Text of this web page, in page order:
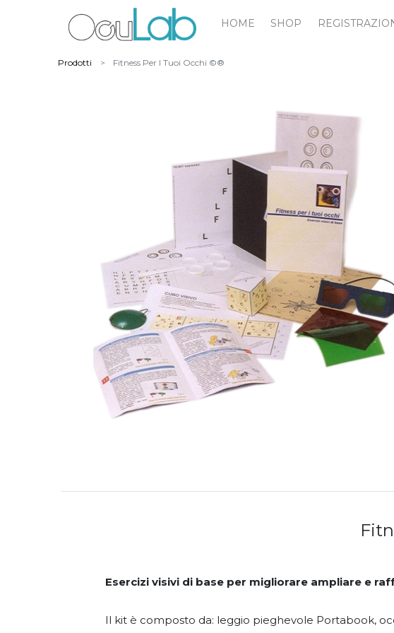
HOME SHOP
Prodotti Fitness Per I Tuoi Occhi ©®
Esercizi visivi di base per migliorare ampliare e
Il kit è composto da: leggio pieghevole Portabook,